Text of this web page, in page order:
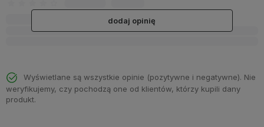
dodaj opinię
Wyświetlane są wszystkie opinie (pozytywne i negatywne). Nie
weryfikujemy, czy pochodzą one od klientów, którzy kupili dany
produkt.